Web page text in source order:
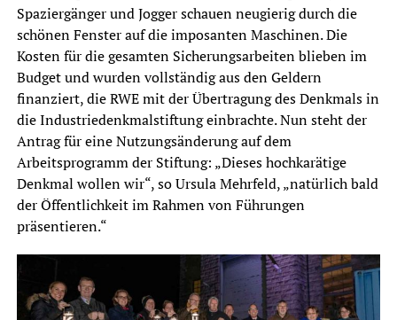
Spaziergänger und Jogger schauen neugierig durch die
schönen Fenster auf die imposanten Maschinen. Die
Kosten für die gesamten Sicherungsarbeiten blieben im
Budget und wurden vollständig aus den Geldern
finanziert, die RWE mit der Übertragung des Denkmals in
die Industriedenkmalstiftung einbrachte. Nun steht der
Antrag für eine Nutzungsänderung auf dem
Arbeitsprogramm der Stiftung: „Dieses hochkarätige
Denkmal wollen wir“, so Ursula Mehrfeld, „natürlich bald
der Öffentlichkeit im Rahmen von Führungen
präsentieren.“